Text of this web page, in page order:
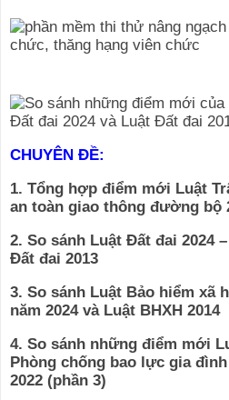
CHUYÊN ĐỀ:
1. Tổng hợp điểm mới Luật
an toàn giao thông đường bộ
2. So sánh Luật Đất đai 2024
Đất đai 2013
3. So sánh Luật Bảo hiểm xã
năm 2024 và Luật BHXH 2014
4. So sánh những điểm mới
Phòng chống bao lực gia
2022 (phần 3)